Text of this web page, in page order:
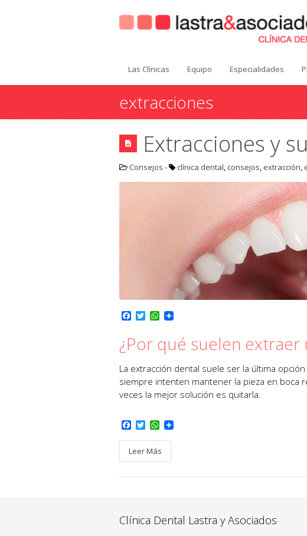
Las Clínicas Equipo Especialidades
extracciones
Extracciones y
Consejos - clínica dental, consejos, extracción,
a
e
o
k
T
w
t
t
r
W
h
t
s
A
p
p
¿Por qué suelen extraer
La extracción dental suele ser la última
siempre intenten mantener la pieza en boca
veces la mejor solución es quitarla.
c
e
b
T
i
t
t
W
a
t
s
Leer Más
Clínica Dental Lastra y Asociados